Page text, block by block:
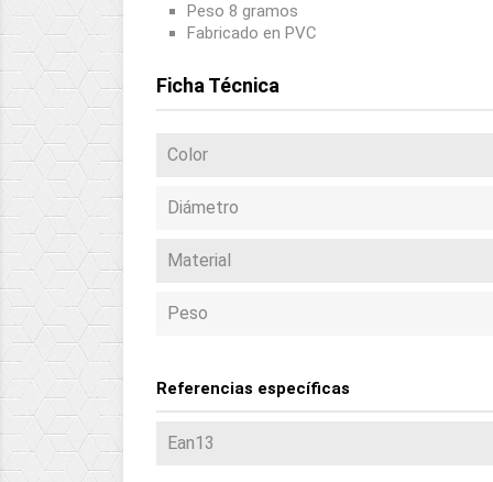
Peso 8 gramos
Fabricado en PVC
Ficha Técnica
Color
Diámetro
Material
Peso
Referencias específicas
Ean13